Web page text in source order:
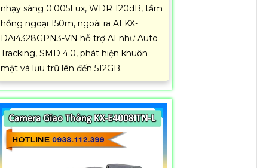
nhạy sáng 0.005Lux, WDR 120dB, tầm
hồng ngoại 150m, ngoài ra AI KX-
DAi4328GPN3-VN hỗ trợ AI như Auto
Tracking, SMD 4.0, phát hiện khuôn
mặt và lưu trữ lên đến 512GB.